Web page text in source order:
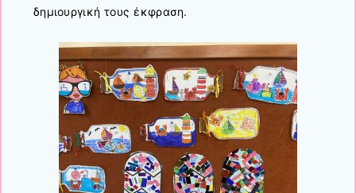
δημιουργική τους έκφραση.